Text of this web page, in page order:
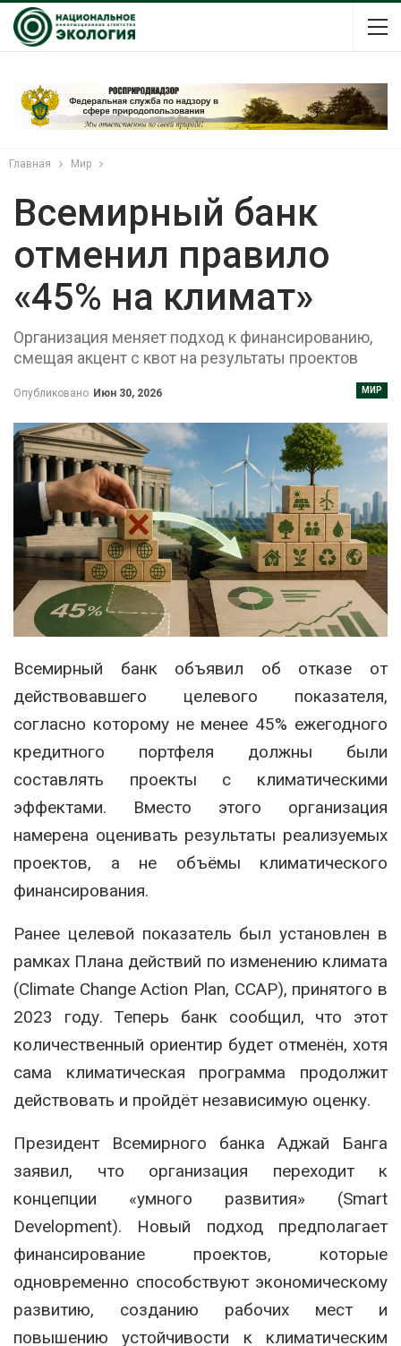
Главная Мир
Всемирный банк
отменил правило
«45% на климат»
Организация меняет подход к финансированию,
смещая акцент с квот на результаты проектов
МИР
Опубликовано Июн 30, 2026
Всемирный банк объявил об отказе от
действовавшего целевого показателя,
согласно которому не менее 45% ежегодного
кредитного портфеля должны были
составлять проекты с климатическими
эффектами. Вместо этого организация
намерена оценивать результаты реализуемых
проектов, а не объёмы климатического
финансирования.
Ранее целевой показатель был установлен в
рамках Плана действий по изменению климата
(Climate Change Action Plan, CCAP), принятого в
2023 году. Теперь банк сообщил, что этот
количественный ориентир будет отменён, хотя
сама климатическая программа продолжит
действовать и пройдёт независимую оценку.
Президент Всемирного банка Аджай Банга
заявил, что организация переходит к
концепции «умного развития» (Smart
Development). Новый подход предполагает
финансирование проектов, которые
одновременно способствуют экономическому
развитию, созданию рабочих мест и
повышению устойчивости к климатическим